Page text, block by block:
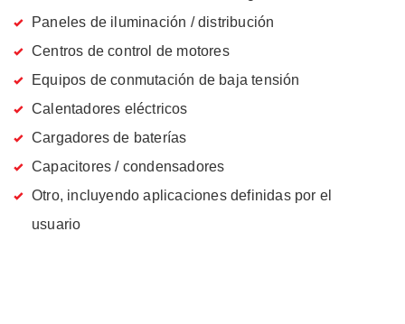
Paneles de iluminación / distribución
Centros de control de motores
Equipos de conmutación de baja tensión
Calentadores eléctricos
Cargadores de baterías
Capacitores / condensadores
Otro, incluyendo aplicaciones definidas por el
usuario